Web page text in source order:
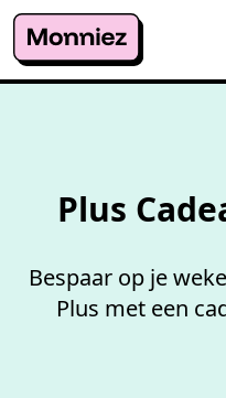
Plus
Bespaar op je
Plus met een